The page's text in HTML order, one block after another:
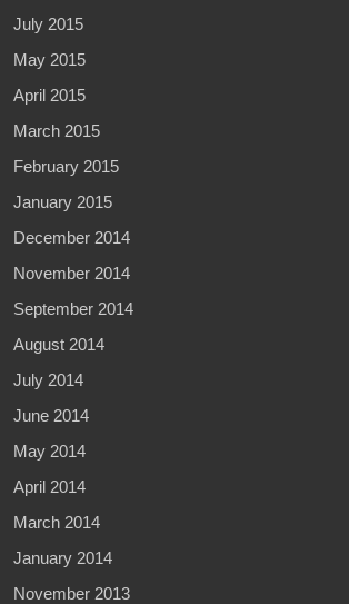
July 2015
May 2015
April 2015
March 2015
February 2015
January 2015
December 2014
November 2014
September 2014
August 2014
July 2014
June 2014
May 2014
April 2014
March 2014
January 2014
November 2013